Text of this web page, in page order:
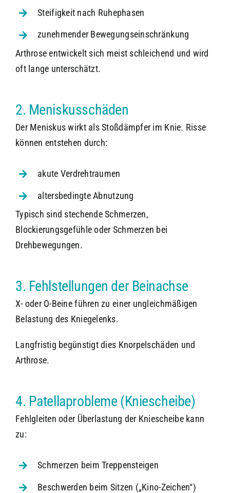
Steifigkeit nach Ruhephasen
zunehmender Bewegungseinschränkung
Arthrose entwickelt sich meist schleichend und wird
oft lange unterschätzt.
2. Meniskusschäden
Der Meniskus wirkt als Stoßdämpfer im Knie. Risse
können entstehen durch:
akute Verdrehtraumen
altersbedingte Abnutzung
Typisch sind stechende Schmerzen,
Blockierungsgefühle oder Schmerzen bei
Drehbewegungen.
3. Fehlstellungen der Beinachse
X- oder O-Beine führen zu einer ungleichmäßigen
Belastung des Kniegelenks.
Langfristig begünstigt dies Knorpelschäden und
Arthrose.
4. Patellaprobleme (Kniescheibe)
Fehlgleiten oder Überlastung der Kniescheibe kann
zu:
Schmerzen beim Treppensteigen
Beschwerden beim Sitzen („Kino-Zeichen“)